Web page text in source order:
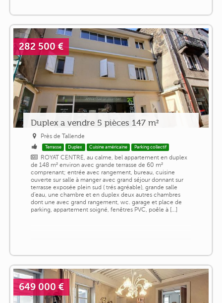
282 500 €
Duplex a vendre 5 pièces 147 m²
Près de Tallende
Terrasse Duplex Cuisine américaine Parking collectif
ROYAT CENTRE, au calme, bel appartement en duplex
de 148 m² environ avec grande terrasse de 60 m²
comprenant; entrée avec rangement, bureau, cuisine
ouverte sur salle à manger avec grand séjour donnant sur
terrasse exposée plein sud ( trés agréable), grande salle
d'eau, une chambre et en duplex deux autres chambres
dont une avec grand rangement, wc. garage et place de
parking, appartement soigné, fenêtres PVC, poêle à [...]
649 000 €